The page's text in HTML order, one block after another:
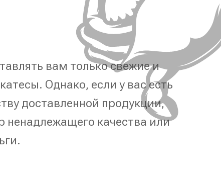
вам только свежие и
Однако, если у вас есть
доставленной продукции,
качества или